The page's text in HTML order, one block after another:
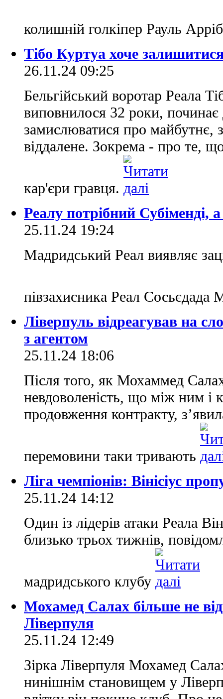
колишній голкіпер Рауль
Тібо Куртуа хоче
26.11.24 09:25
Бельгійський воротар Реала
виповнилося 32 роки, починає
замислюватися про
віддалене. Зокрема - про те,
кар'єри гравця.
Реалу потрібний Субіменді,
25.11.24 19:24
Мадридський Реал виявляє
півзахисника Реал Сосьєдада
Ліверпуль відреагував на
з агентом
25.11.24 18:06
Після того, як Мохаммед
невдоволеність, що між ним і
продовження контракту,
перемовини таки тривають
Ліга чемпіонів: Вінісіус
25.11.24 14:12
Один із лідерів атаки Реала
близько трьох тижнів,
мадридського клубу
Мохамед Салах більше не
Ліверпуля
25.11.24 12:49
Зірка Ліверпуля Мохамед
нинішнім становищем у